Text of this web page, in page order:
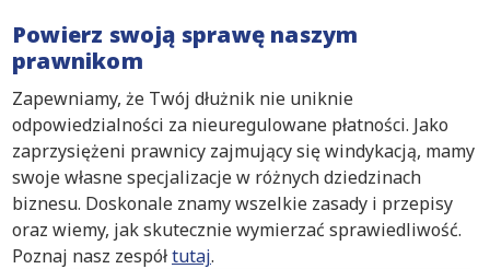
Powierz swoją sprawę naszym
prawnikom
Zapewniamy, że Twój dłużnik nie uniknie
odpowiedzialności za nieuregulowane płatności. Jako
zaprzysiężeni prawnicy zajmujący się windykacją, mamy
swoje własne specjalizacje w różnych dziedzinach
biznesu. Doskonale znamy wszelkie zasady i przepisy
oraz wiemy, jak skutecznie wymierzać sprawiedliwość.
Poznaj nasz zespółtutaj.